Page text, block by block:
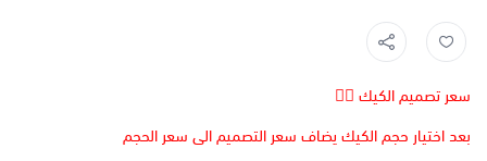
سعر تصميم الكيك 👆🏻
بعد اختيار حجم الكيك يضاف سعر التصميم الى سعر الحجم